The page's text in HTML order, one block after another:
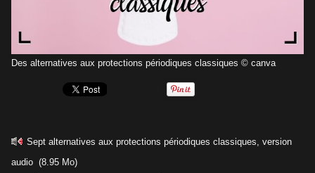
Des alternatives aux protections périodiques classiques © canva
Sept alternatives aux protections périodiques classiques, version
audio (8.95 Mo)